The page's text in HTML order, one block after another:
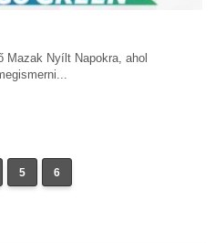
Nyílt Napokra, ahol
5 6